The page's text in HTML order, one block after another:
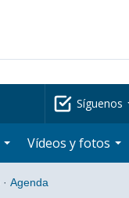
Síguenos
Vídeos y fotos
· Agenda